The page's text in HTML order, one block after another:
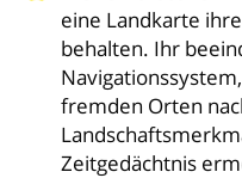
eine Landkarte
behalten. Ihr
fremden Orten
Zeitgedächtnis